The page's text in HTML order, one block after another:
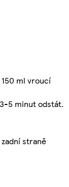
ml vroucí
5 minut odstát.
straně